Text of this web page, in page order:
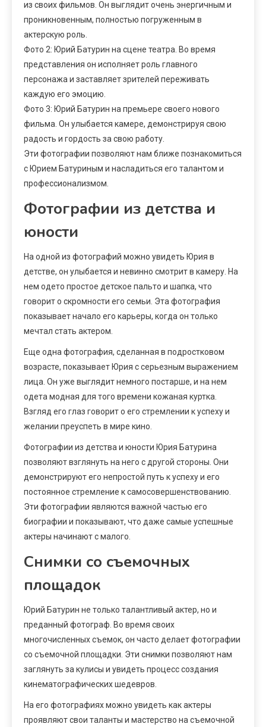
из своих фильмов. Он выглядит очень энергичным и
проникновенным, полностью погруженным в
актерскую роль.
Фото 2: Юрий Батурин на сцене театра. Во время
представления он исполняет роль главного
персонажа и заставляет зрителей переживать
каждую его эмоцию.
Фото 3: Юрий Батурин на премьере своего нового
фильма. Он улыбается камере, демонстрируя свою
радость и гордость за свою работу.
Эти фотографии позволяют нам ближе познакомиться
с Юрием Батуриным и насладиться его талантом и
профессионализмом.
Фотографии из детства и
юности
На одной из фотографий можно увидеть Юрия в
детстве, он улыбается и невинно смотрит в камеру. На
нем одето простое детское пальто и шапка, что
говорит о скромности его семьи. Эта фотография
показывает начало его карьеры, когда он только
мечтал стать актером.
Еще одна фотография, сделанная в подростковом
возрасте, показывает Юрия с серьезным выражением
лица. Он уже выглядит немного постарше, и на нем
одета модная для того времени кожаная куртка.
Взгляд его глаз говорит о его стремлении к успеху и
желании преуспеть в мире кино.
Фотографии из детства и юности Юрия Батурина
позволяют взглянуть на него с другой стороны. Они
демонстрируют его непростой путь к успеху и его
постоянное стремление к самосовершенствованию.
Эти фотографии являются важной частью его
биографии и показывают, что даже самые успешные
актеры начинают с малого.
Снимки со съемочных
площадок
Юрий Батурин не только талантливый актер, но и
преданный фотограф. Во время своих
многочисленных съемок, он часто делает фотографии
со съемочной площадки. Эти снимки позволяют нам
заглянуть за кулисы и увидеть процесс создания
кинематографических шедевров.
На его фотографиях можно увидеть как актеры
проявляют свои таланты и мастерство на съемочной